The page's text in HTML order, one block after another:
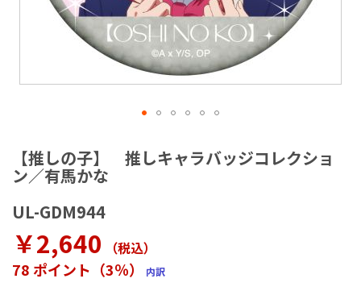
【推しの子】 推しキャラバッジコレクショ
ン／有馬かな
UL-GDM944
￥2,640 （税込）
78 ポイント（3％） 内訳
メ
ー
ジ
ャ
リ
ー
の